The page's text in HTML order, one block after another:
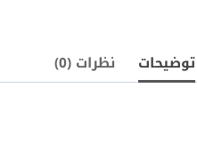
توضیحات نظرات (0)